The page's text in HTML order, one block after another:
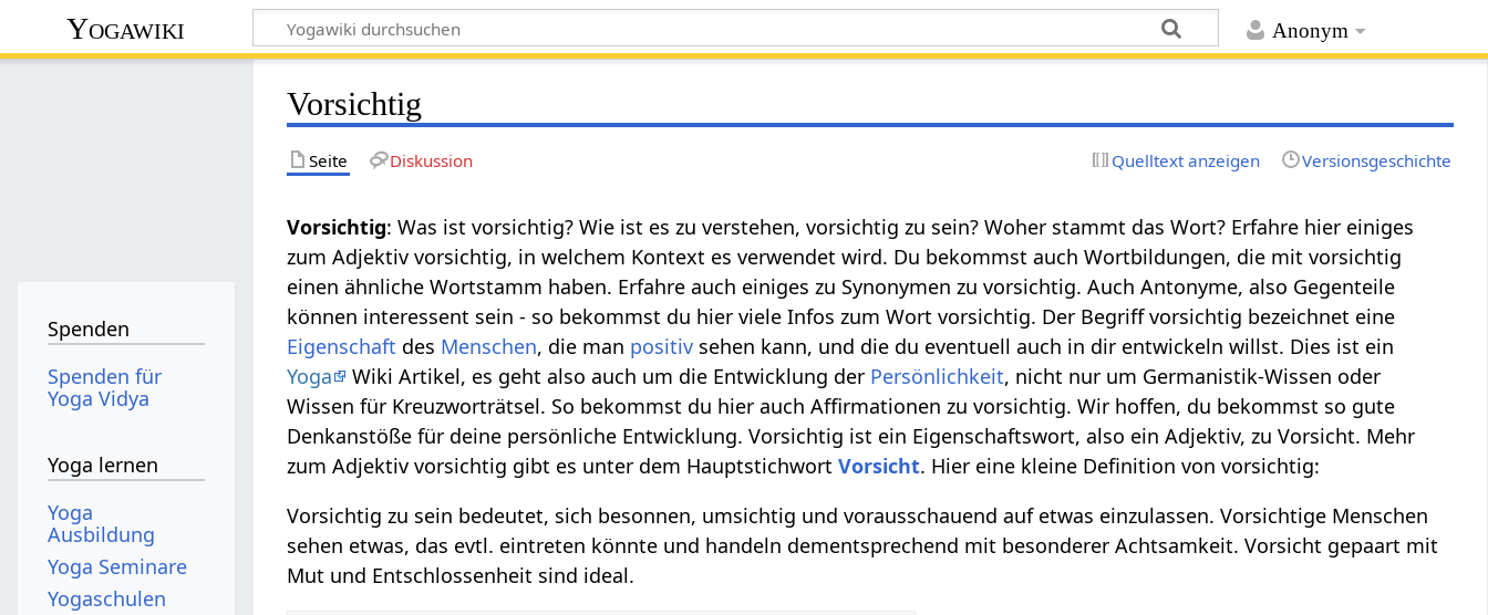
Anonym
Yogawiki
Vorsichtig
Seite Diskussion Quelltext anzeigen Versionsgeschichte
Vorsichtig: Was ist vorsichtig? Wie ist es zu verstehen, vorsichtig zu sein? Woher stammt das Wort? Erfahre hier einiges
zum Adjektiv vorsichtig, in welchem Kontext es verwendet wird. Du bekommst auch Wortbildungen, die mit vorsichtig
einen ähnliche Wortstamm haben. Erfahre auch einiges zu Synonymen zu vorsichtig. Auch Antonyme, also Gegenteile
können interessent sein - so bekommst du hier viele Infos zum Wort vorsichtig. Der Begriff vorsichtig bezeichnet eine
Eigenschaft des Menschen, die man positiv sehen kann, und die du eventuell auch in dir entwickeln willst. Dies ist ein
Yoga
Wiki Artikel, es geht also auch um die Entwicklung der Persönlichkeit, nicht nur um Germanistik-Wissen oder
Wissen für Kreuzworträtsel. So bekommst du hier auch Affirmationen zu vorsichtig. Wir hoffen, du bekommst so gute
Denkanstöße für deine persönliche Entwicklung. Vorsichtig ist ein Eigenschaftswort, also ein Adjektiv, zu Vorsicht. Mehr
zum Adjektiv vorsichtig gibt es unter dem HauptstichwortVorsicht. Hier eine kleine Definition von vorsichtig:
Vorsichtig zu sein bedeutet, sich besonnen, umsichtig und vorausschauend auf etwas einzulassen. Vorsichtige Menschen
sehen etwas, das evtl. eintreten könnte und handeln dementsprechend mit besonderer Achtsamkeit. Vorsicht gepaart mit
Mut und Entschlossenheit sind ideal.
Spenden
Spenden für
Yoga Vidya
Yoga lernen
Yoga
Ausbildung
Yoga Seminare
Yogaschulen